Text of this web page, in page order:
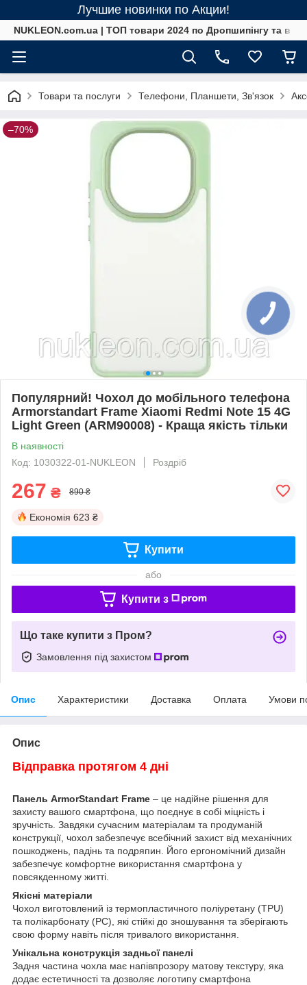
Лучшие новинки по Акции!
NUKLEON.com.ua | ТОП товари 2024 по Дропшипінгу та в
Товари та послуги Телефони, Планшети, Зв'язок
–70%
Популярний! Чохол до мобільного телефона
Armorstandart Frame Xiaomi Redmi Note 15 4G
Light Green (ARM90008) - Краща якість тільки
В наявності
Код: 1030322-01-NUKLEON
Роздріб
267 ₴ 890 ₴
Економія 623 ₴
Купити
або
Купити з
Що таке купити з Пром?
Замовлення під захистом
Опис Характеристики Доставка Оплата Умови
Опис
Відправка протягом 4 дні
Панель ArmorStandart Frame – це надійне рішення для
захисту вашого смартфона, що поєднує в собі міцність і
зручність. Завдяки сучасним матеріалам та продуманій
конструкції, чохол забезпечує всебічний захист від механічних
пошкоджень, падінь та подряпин. Його ергономічний дизайн
забезпечує комфортне використання смартфона у
повсякденному житті.
Якісні матеріали
Чохол виготовлений із термопластичного поліуретану (TPU)
та полікарбонату (PC), які стійкі до зношування та зберігають
свою форму навіть після тривалого використання.
Унікальна конструкція задньої панелі
Задня частина чохла має напівпрозору матову текстуру, яка
додає естетичності та дозволяє логотипу смартфона